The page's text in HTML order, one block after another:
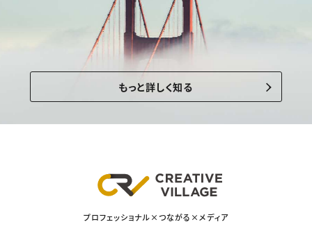
もっと詳しく知る
プロフェッショナル×つながる×メディア